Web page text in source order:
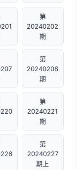
第
20240202
期
第
20240208
期
第
20240221
期
第
20240227
期上